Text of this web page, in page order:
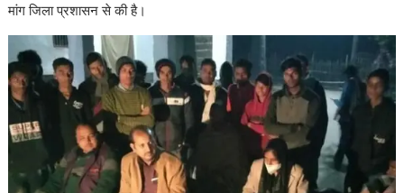
मांग जिला प्रशासन से की है।